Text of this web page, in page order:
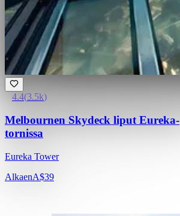
4.4(3.5k)
Melbournen Skydeck liput Eureka-
tornissa
Eureka Tower
AlkaenA$39